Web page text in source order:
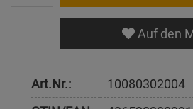
Auf den
Art.Nr.:
10080302004